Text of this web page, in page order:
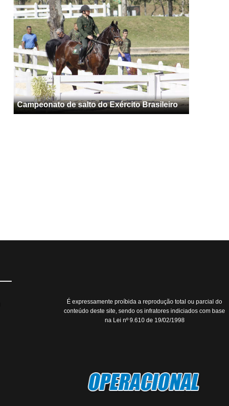
Campeonato de salto do Exército Brasileiro
É expressamente proíbida a reprodução total ou parcial do
conteúdo deste site, sendo os infratores indiciados com base
na Lei nº 9.610 de 19/02/1998